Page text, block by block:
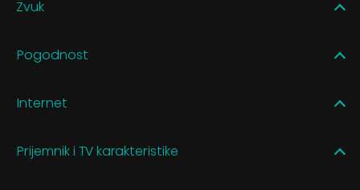
Zvuk
Pogodnost
Internet
Prijemnik i TV karakteristike